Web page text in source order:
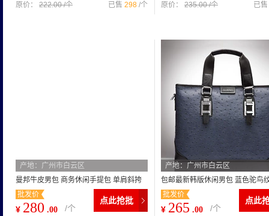
已售 298 /个
原价： 222.00 /个 已售
原价： 235.00 /个
产地：广州市白云区
曼邦牛皮男包 商务休闲手提包 单肩斜挎
包 电脑包 男士公文包
批发价
¥ 280 .00 /个
点此抢批
产地：广州市白云区
包邮最新韩版休闲男包 蓝色驼鸟
闲男包 时尚休闲男包批发
批发价
¥ 265 .00 /个
点此